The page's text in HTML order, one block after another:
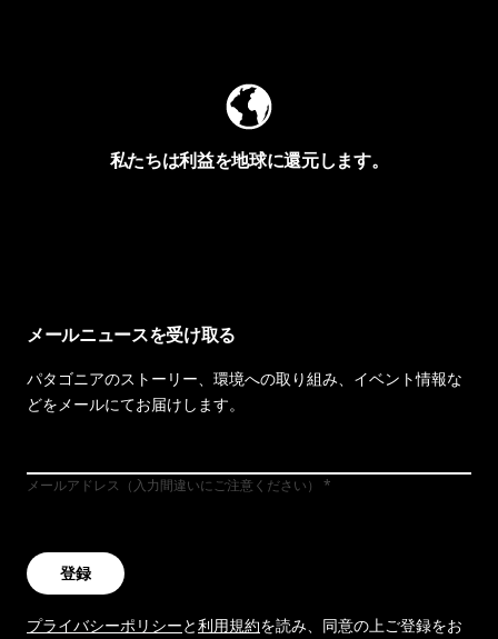
私たちは利益を地球に還元します。
メールニュースを受け取る
パタゴニアのストーリー、環境への取り組み、イベント情報な
どをメールにてお届けします。
メールアドレス（入力間違いにご注意ください）
登録
プライバシーポリシーと利用規約を読み、同意の上ご登録をお